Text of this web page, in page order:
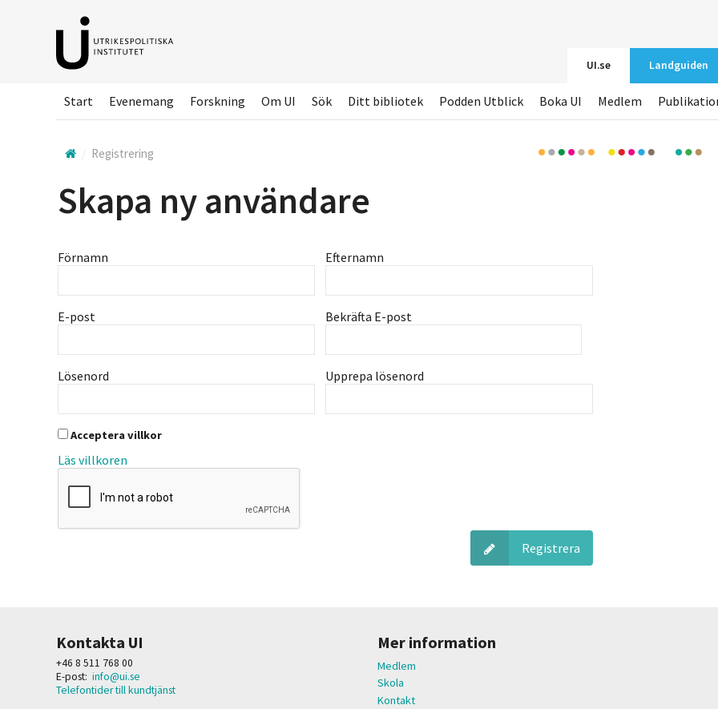
UI.se Landguiden
Start Evenemang Forskning Om UI Sök Ditt bibliotek Podden Utblick Boka UI Medlem
Registrering
Skapa ny användare
Förnamn Efternamn
E-post Bekräfta E-post
Lösenord Upprepa lösenord
Acceptera villkor
Läs villkoren
Registrera
Kontakta UI
+46 8 511 768 00
E-post: info@ui.se
Telefontider till kundtjänst
Mer information
Medlem
Skola
Kontakt